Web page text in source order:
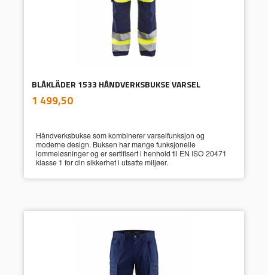
BLÅKLÄDER 1533 HÅNDVERKSBUKSE VARSEL
Pris
1 499,50mva.
Håndverksbukse som kombinerer varselfunksjon og
moderne design. Buksen har mange funksjonelle
lommeløsninger og er sertifisert i henhold til EN ISO 20471
klasse 1 for din sikkerhet i utsatte miljøer.